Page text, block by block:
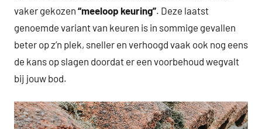
vaker gekozen “meeloop keuring”. Deze laatst
genoemde variant van keuren is in sommige gevallen
beter op z’n plek, sneller en verhoogd vaak ook nog eens
de kans op slagen doordat er een voorbehoud wegvalt
bij jouw bod.